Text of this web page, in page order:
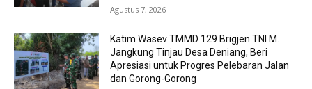
Agustus 7, 2026
Katim Wasev TMMD 129 Brigjen TNI M.
Jangkung Tinjau Desa Deniang, Beri
Apresiasi untuk Progres Pelebaran Jalan
dan Gorong-Gorong